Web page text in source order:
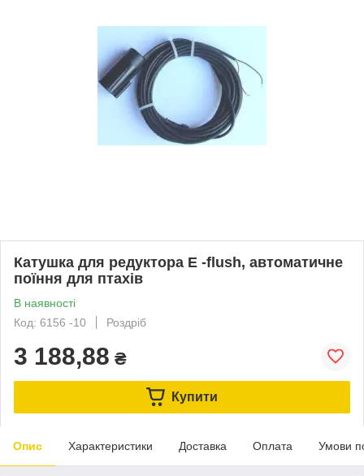
Катушка для редуктора E -flush, автоматичне
поїння для птахів
В наявності
Код: 6156 -10
Роздріб
3 188,88 ₴
Купити
Опис Характеристики Доставка Оплата Умови